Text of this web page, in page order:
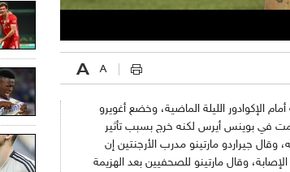
وخضع أغويرو
في بوينس أيرس لكنه خرج بسبب تأثير
وقال جيراردو مارتينو مدرب الأرجنتين إن
وقال مارتينو للصحفيين بعد الهزيمة